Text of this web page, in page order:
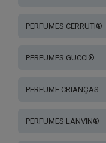
PERFUMES CERRUTI®
PERFUMES GUCCI®
PERFUME CRIANÇAS
PERFUMES LANVIN®